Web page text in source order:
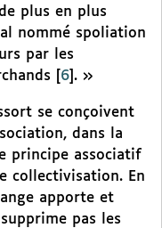
plus en plus
nommé spoliation
par les
6 . »
se conçoivent
dans la
principe associatif
collectivisation. En
apporte et
pas les